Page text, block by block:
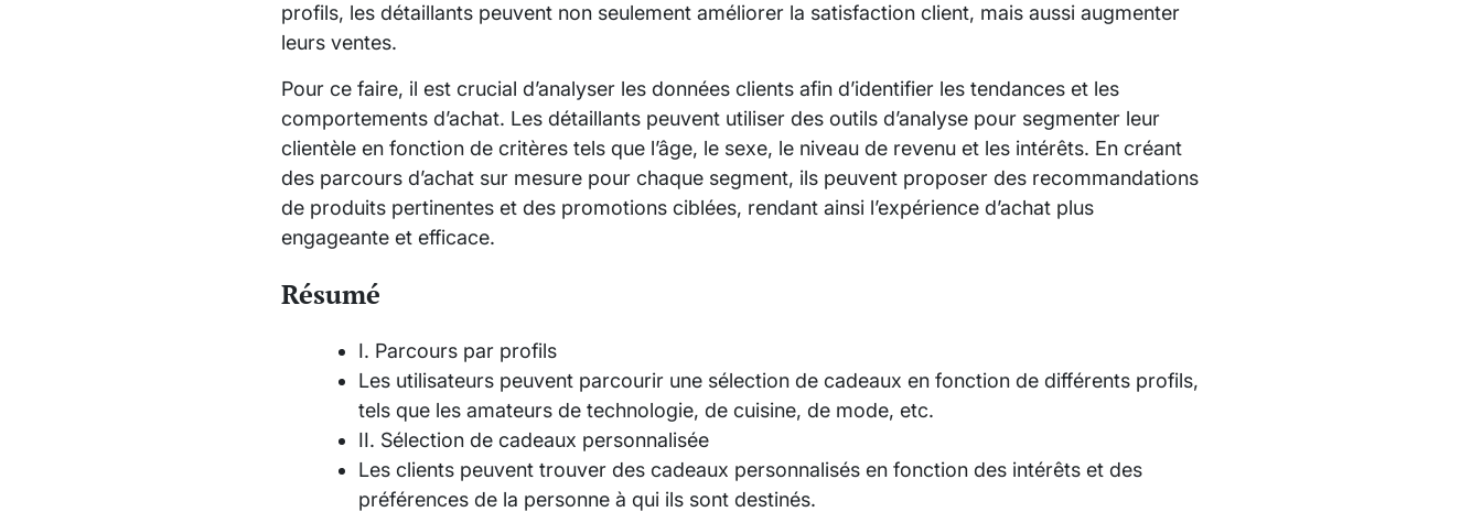
profils, les détaillants peuvent non seulement améliorer la satisfaction client, mais aussi augmenter
leurs ventes.
Pour ce faire, il est crucial d’analyser les données clients afin d’identifier les tendances et les
comportements d’achat. Les détaillants peuvent utiliser des outils d’analyse pour segmenter leur
clientèle en fonction de critères tels que l’âge, le sexe, le niveau de revenu et les intérêts. En créant
des parcours d’achat sur mesure pour chaque segment, ils peuvent proposer des recommandations
de produits pertinentes et des promotions ciblées, rendant ainsi l’expérience d’achat plus
engageante et efficace.
Résumé
I. Parcours par profils
Les utilisateurs peuvent parcourir une sélection de cadeaux en fonction de différents profils,
tels que les amateurs de technologie, de cuisine, de mode, etc.
II. Sélection de cadeaux personnalisée
Les clients peuvent trouver des cadeaux personnalisés en fonction des intérêts et des
préférences de la personne à qui ils sont destinés.